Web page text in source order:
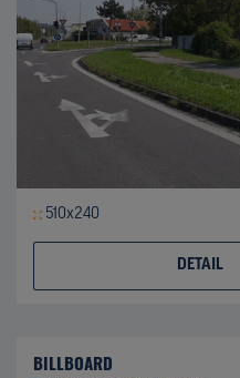
510x240
DETAIL
BILLBOARD